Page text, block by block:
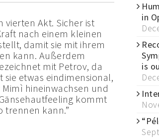
vierten Akt. Sicher ist
nach einem kleinen
damit sie mit ihrem
kann. Außerdem
mit Petrov, da
etwas eindimensional,
hineinwachsen und
kommt
trennen kann.”
in
is